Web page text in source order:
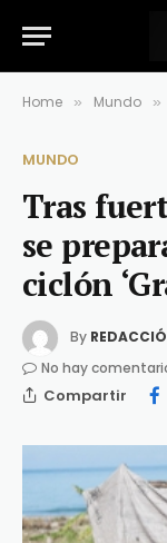
Home » Mundo »
MUNDO
Tras
se
ciclón
By
No hay
Compartir